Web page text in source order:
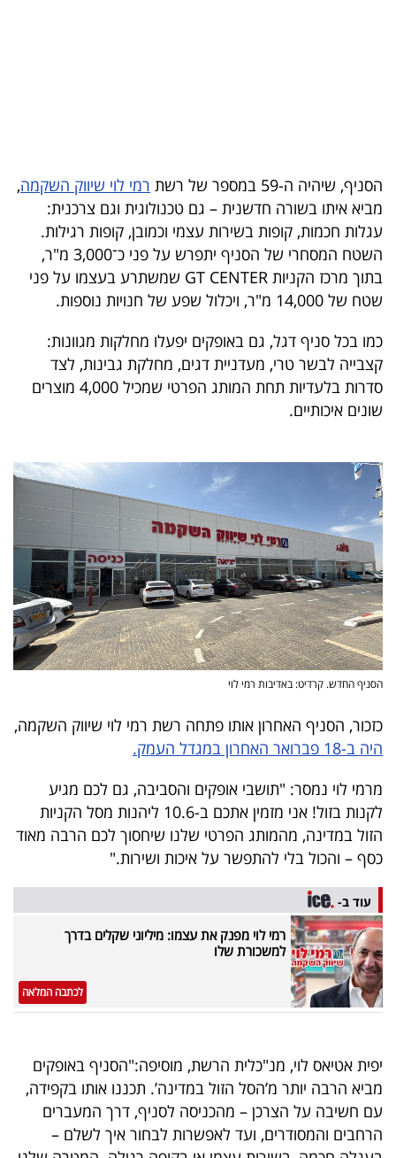
5
המילון
הכלכלי
פודקאסט
UNDER
40
פעולה
דרושים
ניוזלטרים
מייל
באייס
עקבו
אחרינו:
הסניף, שיהיה ה-59 במספר של רשת רמי לוי שיווק השקמה,
מביא איתו בשורה חדשנית – גם טכנולוגית וגם צרכנית:
עגלות חכמות, קופות בשירות עצמי וכמובן, קופות רגילות.
השטח המסחרי של הסניף יתפרש על פני כ־3,000 מ"ר,
בתוך מרכז הקניות GT CENTER שמשתרע בעצמו על פני
שטח של 14,000 מ"ר, ויכלול שפע של חנויות נוספות.
כמו בכל סניף דגל, גם באופקים יפעלו מחלקות מגוונות:
קצבייה לבשר טרי, מעדניית דגים, מחלקת גבינות, לצד
סדרות בלעדיות תחת המותג הפרטי שמכיל 4,000 מוצרים
שונים איכותיים.
הסניף החדש. קרדיט: באדיבות רמי לוי
כזכור, הסניף האחרון אותו פתחה רשת רמי לוי שיווק השקמה,
היה ב-18 פברואר האחרון במגדל העמק.
מרמי לוי נמסר: "תושבי אופקים והסביבה, גם לכם מגיע
לקנות בזול! אני מזמין אתכם ב-10.6 ליהנות מסל הקניות
הזול במדינה, מהמותג הפרטי שלנו שיחסוך לכם הרבה מאוד
כסף – והכול בלי להתפשר על איכות ושירות."
עוד ב-
רמי לוי מפנק את עצמו: מיליוני שקלים בדרך
למשכורת שלו
לכתבה המלאה
יפית אטיאס לוי, מנ"כלית הרשת, מוסיפה:"הסניף באופקים
מביא הרבה יותר מ’הסל הזול במדינה’. תכננו אותו בקפידה,
עם חשיבה על הצרכן – מהכניסה לסניף, דרך המעברים
הרחבים והמסודרים, ועד לאפשרות לבחור איך לשלם –